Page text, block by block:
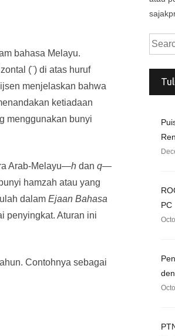
bahasa Melayu.
(¨) di atas huruf
menjelaskan bahwa
ketiadaan
menggunakan bunyi
Arab-Melayu—h dan q—
hamzah atau yang
dalam Ejaan Bahasa
penyingkat. Aturan ini
Contohnya sebagai
Search
for:
PC